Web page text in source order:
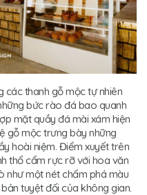
thanh gỗ mộc tự nhiên
bức rào đá bao quanh
mặt quầy đá mài xám hiện
gỗ mộc trưng bày những
hoài niệm. Điểm xuyết trên
thổ cẩm rực rỡ với hoa văn
như một nét chấm phá màu
tuyệt đối của không gian.